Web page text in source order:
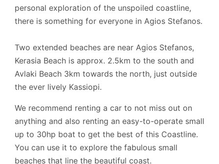
personal exploration of the unspoiled coastline,
there is something for everyone in Agios Stefanos.
Two extended beaches are near Agios Stefanos,
Kerasia Beach is approx. 2.5km to the south and
Avlaki Beach 3km towards the north, just outside
the ever lively Kassiopi.
We recommend renting a car to not miss out on
anything and also renting an easy-to-operate small
up to 30hp boat to get the best of this Coastline.
You can use it to explore the fabulous small
beaches that line the beautiful coast.